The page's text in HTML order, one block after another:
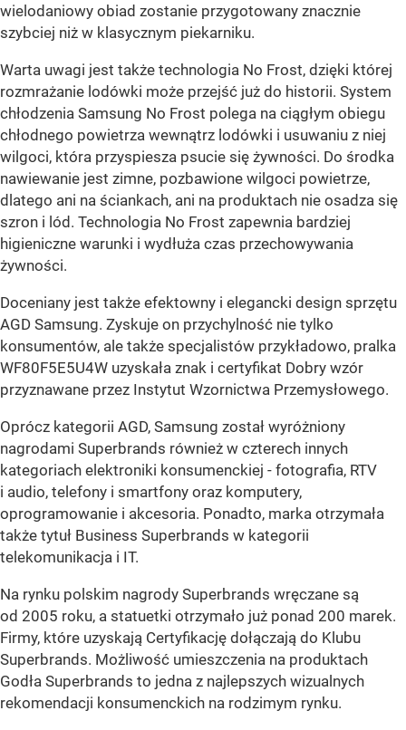
wielodaniowy obiad zostanie przygotowany znacznie
szybciej niż w klasycznym piekarniku.
Warta uwagi jest także technologia No Frost, dzięki której
rozmrażanie lodówki może przejść już do historii. System
chłodzenia Samsung No Frost polega na ciągłym obiegu
chłodnego powietrza wewnątrz lodówki i usuwaniu z niej
wilgoci, która przyspiesza psucie się żywności. Do środka
nawiewanie jest zimne, pozbawione wilgoci powietrze,
dlatego ani na ściankach, ani na produktach nie osadza się
szron i lód. Technologia No Frost zapewnia bardziej
higieniczne warunki i wydłuża czas przechowywania
żywności.
Doceniany jest także efektowny i elegancki design sprzętu
AGD Samsung. Zyskuje on przychylność nie tylko
konsumentów, ale także specjalistów przykładowo, pralka
WF80F5E5U4W uzyskała znak i certyfikat Dobry wzór
przyznawane przez Instytut Wzornictwa Przemysłowego.
Oprócz kategorii AGD, Samsung został wyróżniony
nagrodami Superbrands również w czterech innych
kategoriach elektroniki konsumenckiej - fotografia, RTV
i audio, telefony i smartfony oraz komputery,
oprogramowanie i akcesoria. Ponadto, marka otrzymała
także tytuł Business Superbrands w kategorii
telekomunikacja i IT.
Na rynku polskim nagrody Superbrands wręczane są
od 2005 roku, a statuetki otrzymało już ponad 200 marek.
Firmy, które uzyskają Certyfikację dołączają do Klubu
Superbrands. Możliwość umieszczenia na produktach
Godła Superbrands to jedna z najlepszych wizualnych
rekomendacji konsumenckich na rodzimym rynku.